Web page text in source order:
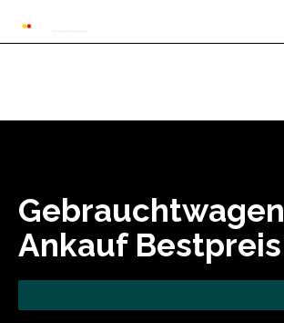
Gebrauchtwagen
Ankauf Bestpreis